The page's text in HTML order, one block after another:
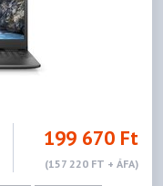
199 670 Ft
(157 220 FT + ÁFA)